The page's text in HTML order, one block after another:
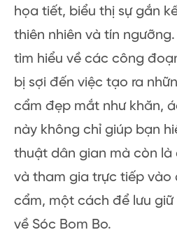
họa tiết, biểu thị sự gắn
thiên nhiên và tín
tìm hiểu về các công
bị sợi đến việc tạo ra
cẩm đẹp mắt như khăn,
này không chỉ giúp bạn
thuật dân gian mà còn là
và tham gia trực tiếp vào
cẩm, một cách để lưu giữ
về Sóc Bom Bo.